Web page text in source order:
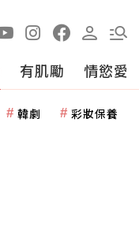
有肌勵 情慾愛
韓劇 彩妝保養